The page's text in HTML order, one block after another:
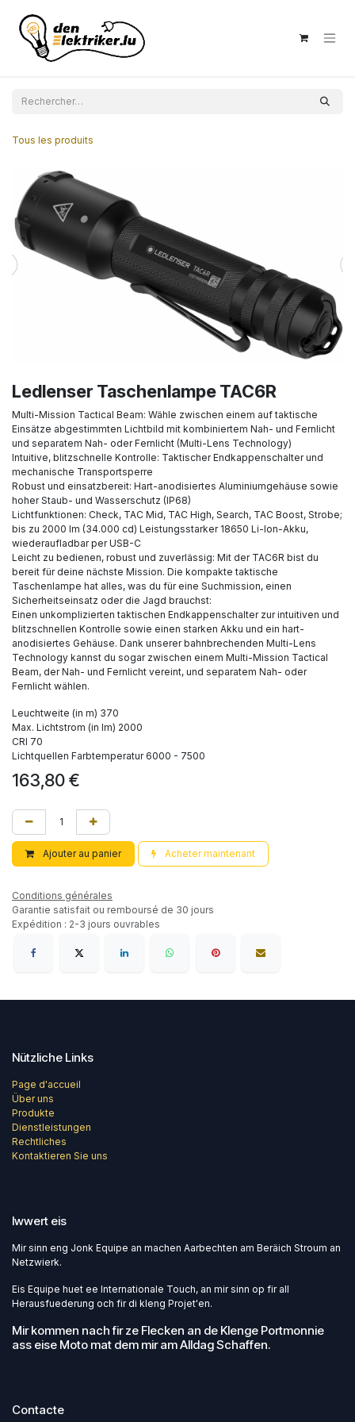
Tous les produits
Ledlenser Taschenlampe TAC6R
Multi-Mission Tactical Beam: Wähle zwischen einem auf taktische
Einsätze abgestimmten Lichtbild mit kombiniertem Nah- und Fernlicht
und separatem Nah- oder Fernlicht (Multi-Lens Technology)
Intuitive, blitzschnelle Kontrolle: Taktischer Endkappenschalter und
mechanische Transportsperre
Robust und einsatzbereit: Hart-anodisiertes Aluminiumgehäuse sowie
hoher Staub- und Wasserschutz (IP68)
Lichtfunktionen: Check, TAC Mid, TAC High, Search, TAC Boost, Strobe;
bis zu 2000 lm (34.000 cd) Leistungsstarker 18650 Li-Ion-Akku,
wiederaufladbar per USB-C
Leicht zu bedienen, robust und zuverlässig: Mit der TAC6R bist du
bereit für deine nächste Mission. Die kompakte taktische
Taschenlampe hat alles, was du für eine Suchmission, einen
Sicherheitseinsatz oder die Jagd brauchst:
Einen unkomplizierten taktischen Endkappenschalter zur intuitiven und
blitzschnellen Kontrolle sowie einen starken Akku und ein hart-
anodisiertes Gehäuse. Dank unserer bahnbrechenden Multi-Lens
Technology kannst du sogar zwischen einem Multi-Mission Tactical
Beam, der Nah- und Fernlicht vereint, und separatem Nah- oder
Fernlicht wählen.
Leuchtweite (in m) 370
Max. Lichtstrom (in lm) 2000
CRI 70
Lichtquellen Farbtemperatur 6000 - 7500
163,80€
Ajouter au panier Acheter maintenant
Conditions générales
Garantie satisfait ou remboursé de 30 jours
Expédition : 2-3 jours ouvrables
Nützliche Links
Page d'accueil
Über uns
Produkte
Dienstleistungen
Rechtliches
Kontaktieren Sie uns
Iwwert eis
Mir sinn eng Jonk Equipe an machen Aarbechten am Beräich Stroum an
Netzwierk.
Eis Equipe huet ee Internationale Touch, an mir sinn op fir all
Herausfuederung och fir di kleng Projet'en.
Mir kommen nach fir ze Flecken an de Klenge Portmonnie
ass eise Moto mat dem mir am Alldag Schaffen.
Contacte